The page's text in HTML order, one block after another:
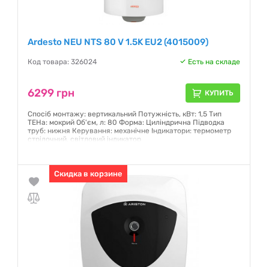
Ardesto NEU NTS 80 V 1.5K EU2 (4015009)
Код товара: 326024 Есть на складе
6299 грн КУПИТЬ
Спосіб монтажу: вертикальний Потужність, кВт: 1,5 Тип
ТЕНа: мокрий Об'єм, л: 80 Форма: Циліндрична Підводка
труб: нижня Керування: механічне Індикатори: термометр
стрілочний, світловий індикатор
Скидка в корзине